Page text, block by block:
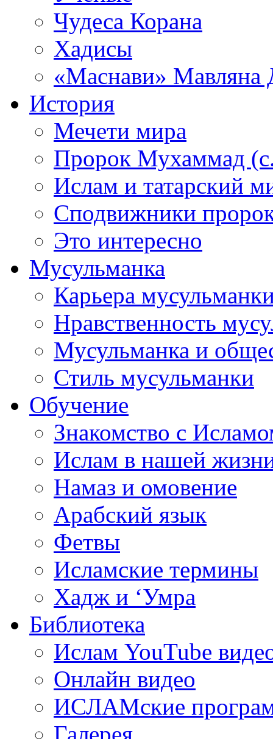
Чудеса Корана
Хадисы
«Маснави» Мавляна
История
Мечети мира
Пророк Мухаммад
Ислам и татарский
Сподвижники
Это интересно
Мусульманка
Карьера
Нравственность
Мусульманка и
Стиль мусульманки
Обучение
Знакомство с
Ислам в нашей
Намаз и омовение
Арабский язык
Фетвы
Исламские термины
Хадж и ‘Умра
Библиотека
Ислам YouTube
Онлайн видео
ИСЛАМские
Галерея